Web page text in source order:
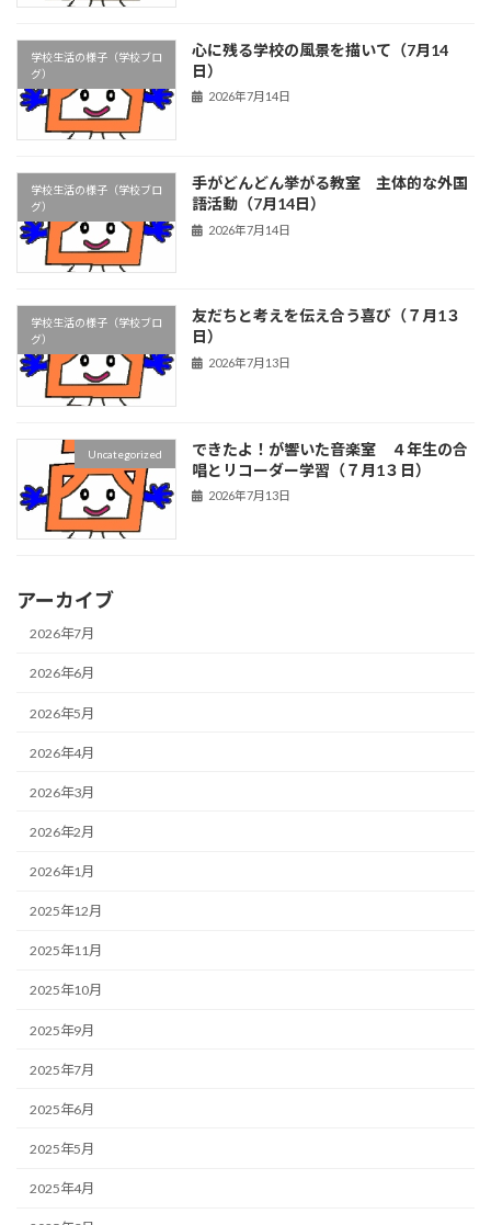
学校生活の様子（学校ブロ
グ）
心に残る学校の風景を描いて（7月14
日）
2026年7月14日
学校生活の様子（学校ブロ
グ）
手がどんどん挙がる教室 主体的な外国
語活動（7月14日）
2026年7月14日
学校生活の様子（学校ブロ
グ）
友だちと考えを伝え合う喜び（７月1３
日）
2026年7月13日
Uncategorized
できたよ！が響いた音楽室 ４年生の合
唱とリコーダー学習（７月1３日）
2026年7月13日
アーカイブ
2026年7月
2026年6月
2026年5月
2026年4月
2026年3月
2026年2月
2026年1月
2025年12月
2025年11月
2025年10月
2025年9月
2025年7月
2025年6月
2025年5月
2025年4月